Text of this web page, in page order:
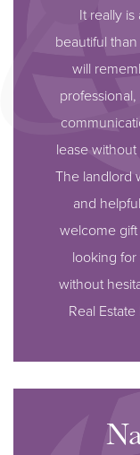
- Asbest en lood
- Vraagprijs €
- Oplevering per
- Alle stukken
op te vragen.
It really
beautiful
will
lease
The landlord
and
welcome
looking
without
Real